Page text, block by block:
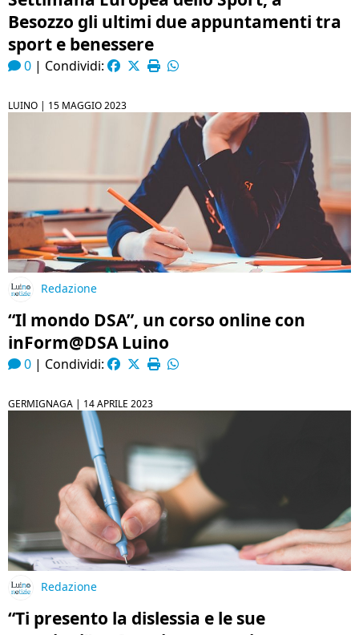
Besozzo gli ultimi due appuntamenti tra
sport e benessere
0 | Condividi:
LUINO | 15 MAGGIO 2023
Redazione
“Il mondo DSA”, un corso online con
inForm@DSA Luino
0 | Condividi:
GERMIGNAGA | 14 APRILE 2023
Redazione
“Ti presento la dislessia e le sue